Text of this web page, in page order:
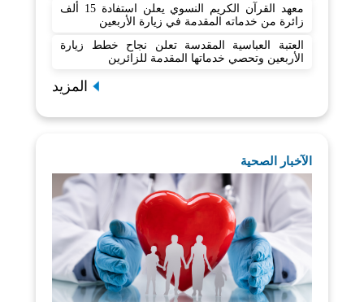
معهد القرآن الكريم النسوي يعلن استفادة 15 ألف
زائرة من خدماته المقدمة في زيارة الأربعين
العتبة العباسية المقدسة تعلن نجاح خطط زيارة
الأربعين وتحصي خدماتها المقدمة للزائرين
المزيد
الآخبار الصحية